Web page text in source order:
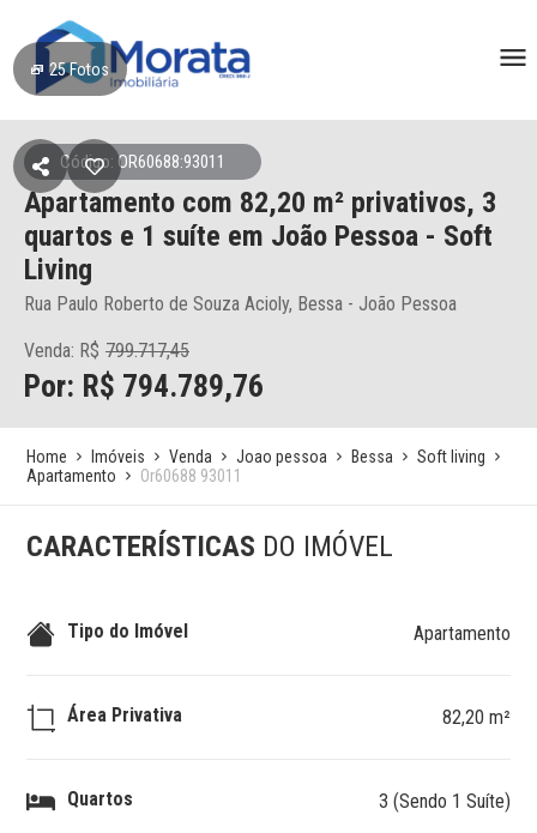
25Fotos
Código: OR60688:93011
Apartamento com 82,20 m² privativos, 3
quartos e 1 suíte em João Pessoa - Soft
Living
Rua Paulo Roberto de Souza Acioly, Bessa - João Pessoa
Venda: R$ 799.717,45
Por: R$ 794.789,76
Home Imóveis Venda Joao pessoa Bessa
Soft living
Apartamento
Or60688 93011
CARACTERÍSTICAS DO IMÓVEL
Tipo do Imóvel Apartamento
Área Privativa 82,20 m²
Quartos 3 (Sendo 1 Suíte)